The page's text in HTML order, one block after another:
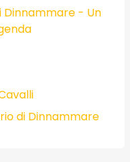
Dinnammare - Un
di Dinnammare